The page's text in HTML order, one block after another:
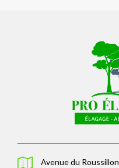
Avenue du Roussillon